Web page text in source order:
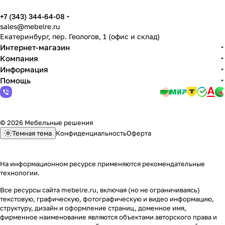
+7 (343) 344-64-08
sales@mebelre.ru
Екатеринбург, пер. Геологов, 1 (офис и склад)
Интернет-магазин
Компания
Информация
Помощь
© 2026 Мебельные решения
Темная тема КонфиденциальностьОферта
На информационном ресурсе применяются рекомендательные
технологии.
Все ресурсы сайта mebelre.ru, включая (но не ограничиваясь)
текстовую, графическую, фотографическую и видео информацию,
структуру, дизайн и оформление страниц, доменное имя,
фирменное наименование являются объектами авторского права и